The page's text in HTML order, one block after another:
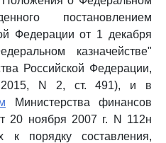
постановлением
Федерации от 1 декабря
казначействе"
Российской Федерации,
N 2, ст. 491), и в
Министерства финансов
20 ноября 2007 г. N 112н
к порядку составления,